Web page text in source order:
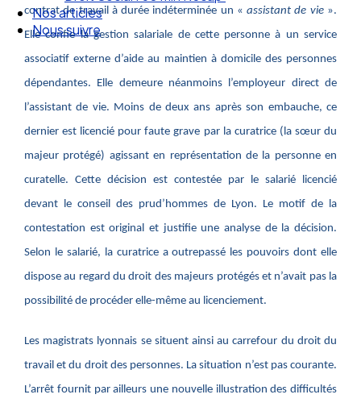
Droit Social : 60 min Recap’
Nos articles
contrat de travail à durée indéterminée un «assistant de vie ».
Elle confie la gestion salariale de cette personne à un service
associatif externe d’aide au maintien à domicile des personnes
dépendantes. Elle demeure néanmoins l’employeur direct de
l’assistant de vie. Moins de deux ans après son embauche, ce
dernier est licencié pour faute grave par la curatrice (la sœur du
majeur protégé) agissant en représentation de la personne en
curatelle. Cette décision est contestée par le salarié licencié
devant le conseil des prud’hommes de Lyon. Le motif de la
contestation est original et justifie une analyse de la décision.
Selon le salarié, la curatrice a outrepassé les pouvoirs dont elle
dispose au regard du droit des majeurs protégés et n’avait pas la
possibilité de procéder elle-même au licenciement.
Les magistrats lyonnais se situent ainsi au carrefour du droit du
travail et du droit des personnes. La situation n’est pas courante.
L’arrêt fournit par ailleurs une nouvelle illustration des difficultés